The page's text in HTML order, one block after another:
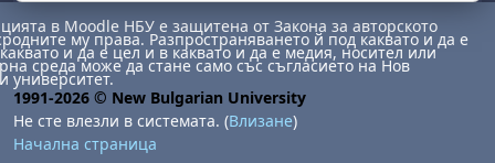
1 август
неделя, 2 август
6 август
август8 август
неделя, 9 август
в Moodle НБУ е защитена от Закона за авторското
му права. Разпространяването й под каквато и да е
и да е цел и в каквато и да е медия, носител или
среда може да стане само със съгласието на Нов
университет.
1991-2026 © New Bulgarian University
Не сте влезли в системата. (Влизане)
Начална страница